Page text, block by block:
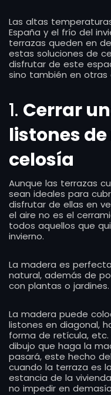
Las altas
España y el frío del
terrazas queden en
estas soluciones de
disfrutar de este
sino también en otras
1. Cerrar
listones
celosía
Aunque las terrazas
sean ideales para
disfrutar de ellas en
el aire no es el
todos aquellos que
invierno.
La madera es
natural, además de
con plantas o jardines.
La madera puede
listones en diagonal,
forma de retícula,
dibujo que haga la
pasará, este hecho
cuando la terraza es
estancia de la
no impedir en